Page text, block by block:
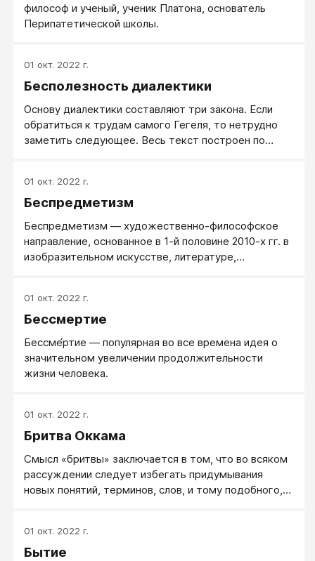
философ и ученый, ученик Платона, основатель
Перипатетической школы.
01 окт. 2022 г.
Бесполезность диалектики
Основу диалектики составляют три закона. Если
обратиться к трудам самого Гегеля, то нетрудно
заметить следующее. Весь текст построен по
01 окт. 2022 г.
Беспредметизм
Беспредметизм — художественно-философское
направление, основанное в 1-й половине 2010-х гг. в
изобразительном искусстве, литературе,
01 окт. 2022 г.
Бессмертие
Бессме́ртие — популярная во все времена идея о
значительном увеличении продолжительности
жизни человека.
01 окт. 2022 г.
Бритва Оккама
Смысл «бритвы» заключается в том, что во всяком
рассуждении следует избегать придумывания
новых понятий, терминов, слов, и тому подобного,
01 окт. 2022 г.
Бытие